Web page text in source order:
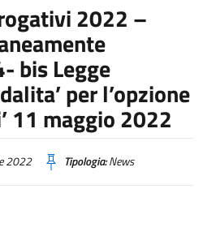
2022 –
bis Legge
per l’opzione
11 maggio 2022
2022 Tipologia:News